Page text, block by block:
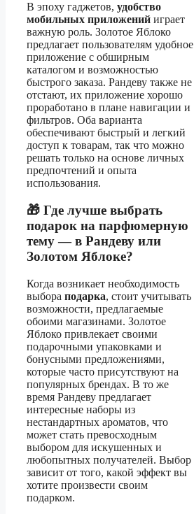
В эпоху гаджетов, удобство
мобильных приложений играет
важную роль. Золотое Яблоко
предлагает пользователям удобное
приложение с обширным
каталогом и возможностью
быстрого заказа. Рандеву также не
отстают, их приложение хорошо
проработано в плане навигации и
фильтров. Оба варианта
обеспечивают быстрый и легкий
доступ к товарам, так что можно
решать только на основе личных
предпочтений и опыта
использования.
🎁 Где лучше выбрать
подарок на парфюмерную
тему — в Рандеву или
Золотом Яблоке?
Когда возникает необходимость
выбора подарка, стоит учитывать
возможности, предлагаемые
обоими магазинами. Золотое
Яблоко привлекает своими
подарочными упаковками и
бонусными предложениями,
которые часто присутствуют на
популярных брендах. В то же
время Рандеву предлагает
интересные наборы из
нестандартных ароматов, что
может стать превосходным
выбором для искушенных и
любопытных получателей. Выбор
зависит от того, какой эффект вы
хотите произвести своим
подарком.